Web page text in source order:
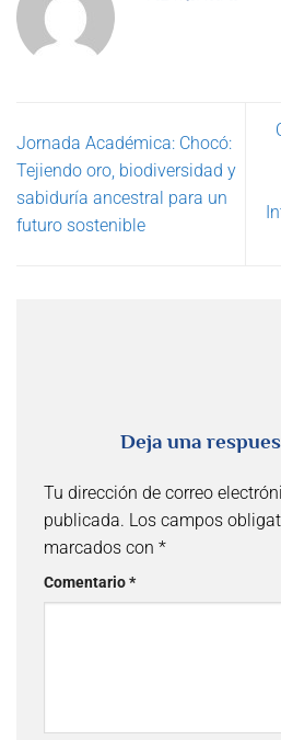
Jornada Académica: Chocó:
Tejiendo oro, biodiversidad y
sabiduría ancestral para un
futuro sostenible
Deja una
Tu dirección de correo
publicada. Los campos
marcados con *
Comentario*